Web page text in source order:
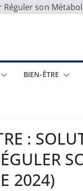
son
BIEN-ÊTRE
:
2024)